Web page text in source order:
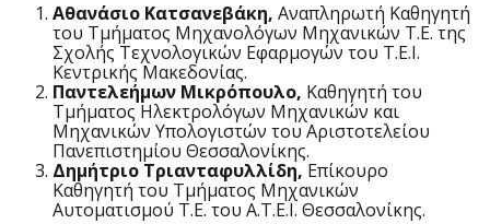
Αθανάσιο Κατσανεβάκη, Αναπληρωτή Καθηγητή
του Τμήματος Μηχανολόγων Μηχανικών Τ.Ε. της
Σχολής Τεχνολογικών Εφαρμογών του Τ.Ε.Ι.
Κεντρικής Μακεδονίας.
Παντελεήμων Μικρόπουλο, Καθηγητή του
Τμήματος Ηλεκτρολόγων Μηχανικών και
Μηχανικών Υπολογιστών του Αριστοτελείου
Πανεπιστημίου Θεσσαλονίκης.
Δημήτριο Τριανταφυλλίδη, Επίκουρο
Καθηγητή του Τμήματος Μηχανικών
Αυτοματισμού Τ.Ε. του Α.Τ.Ε.Ι. Θεσσαλονίκης.